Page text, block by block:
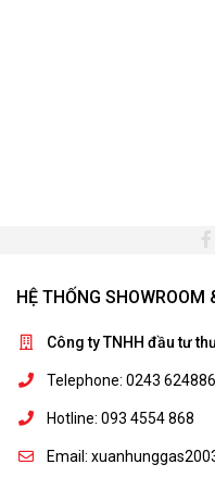
HỆ THỐNG SHOWROOM
Công ty TNHH đầu tư
Telephone: 0243
Hotline: 093 4554 868
Email: